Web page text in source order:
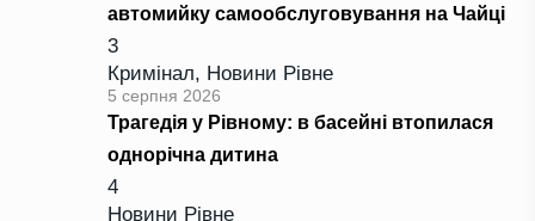
автомийку самообслуговування на Чайці
3
Кримінал, Новини Рівне
5 серпня 2026
Трагедія у Рівному: в басейні втопилася
однорічна дитина
4
Новини Рівне